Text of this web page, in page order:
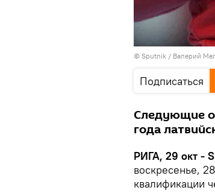
© Sputnik / Валерий
Подписаться
Следующие
года
РИГА, 29 окт -
воскресенье,
квалификации